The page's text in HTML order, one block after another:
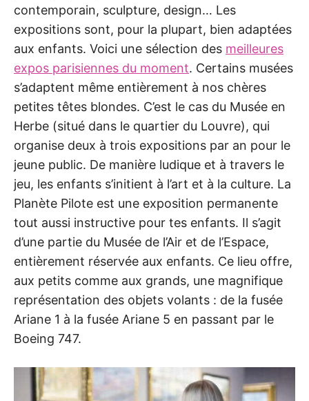
contemporain, sculpture, design… Les
expositions sont, pour la plupart, bien adaptées
aux enfants. Voici une sélection des meilleures
expos parisiennes du moment. Certains musées
s’adaptent même entièrement à nos chères
petites têtes blondes. C’est le cas du Musée en
Herbe (situé dans le quartier du Louvre), qui
organise deux à trois expositions par an pour le
jeune public. De manière ludique et à travers le
jeu, les enfants s’initient à l’art et à la culture. La
Planète Pilote est une exposition permanente
tout aussi instructive pour tes enfants. Il s’agit
d’une partie du Musée de l’Air et de l’Espace,
entièrement réservée aux enfants. Ce lieu offre,
aux petits comme aux grands, une magnifique
représentation des objets volants : de la fusée
Ariane 1 à la fusée Ariane 5 en passant par le
Boeing 747.